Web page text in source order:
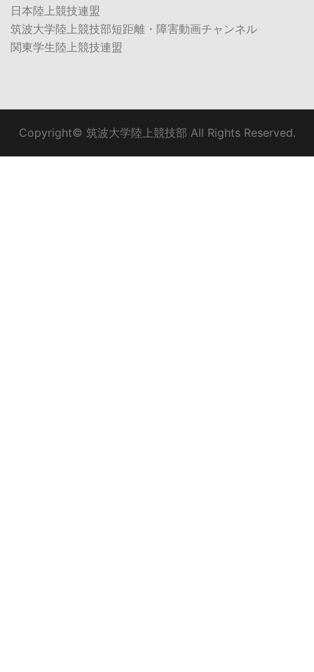
日本陸上競技連盟
筑波大学陸上競技部短距離・障害動画チャンネル
関東学生陸上競技連盟
Copyright© 筑波大学陸上競技部 All Rights Reserved.